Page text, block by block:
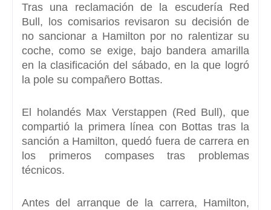
Tras una reclamación de la escudería Red
Bull, los comisarios revisaron su decisión de
no sancionar a Hamilton por no ralentizar su
coche, como se exige, bajo bandera amarilla
en la clasificación del sábado, en la que logró
la pole su compañero Bottas.
El holandés Max Verstappen (Red Bull), que
compartió la primera línea con Bottas tras la
sanción a Hamilton, quedó fuera de carrera en
los primeros compases tras problemas
técnicos.
Antes del arranque de la carrera, Hamilton,